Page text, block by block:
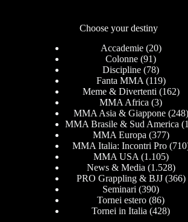
Choose your destiny
Accademie(20)
Colonne (91)
Discipline (78)
Fanta MMA (119)
Meme & Divertenti (162)
MMA Africa (3)
MMA Asia & Giappone(248)
MMA Brasile & Sud America
MMA Europa (377)
MMA Italia: Incontri Pro
MMA USA (1.105)
News & Media (1.528)
PRO Grappling & BJJ(366)
Seminari (390)
Tornei estero (86)
Tornei in Italia (428)